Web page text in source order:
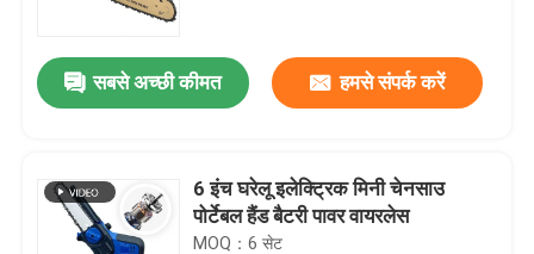
सबसे अच्छी कीमत हमसे संपर्क करें
6 इंच घरेलू इलेक्ट्रिक मिनी चेनसाउ
पोर्टेबल हैंड बैटरी पावर वायरलेस
MOQ：6 सेट